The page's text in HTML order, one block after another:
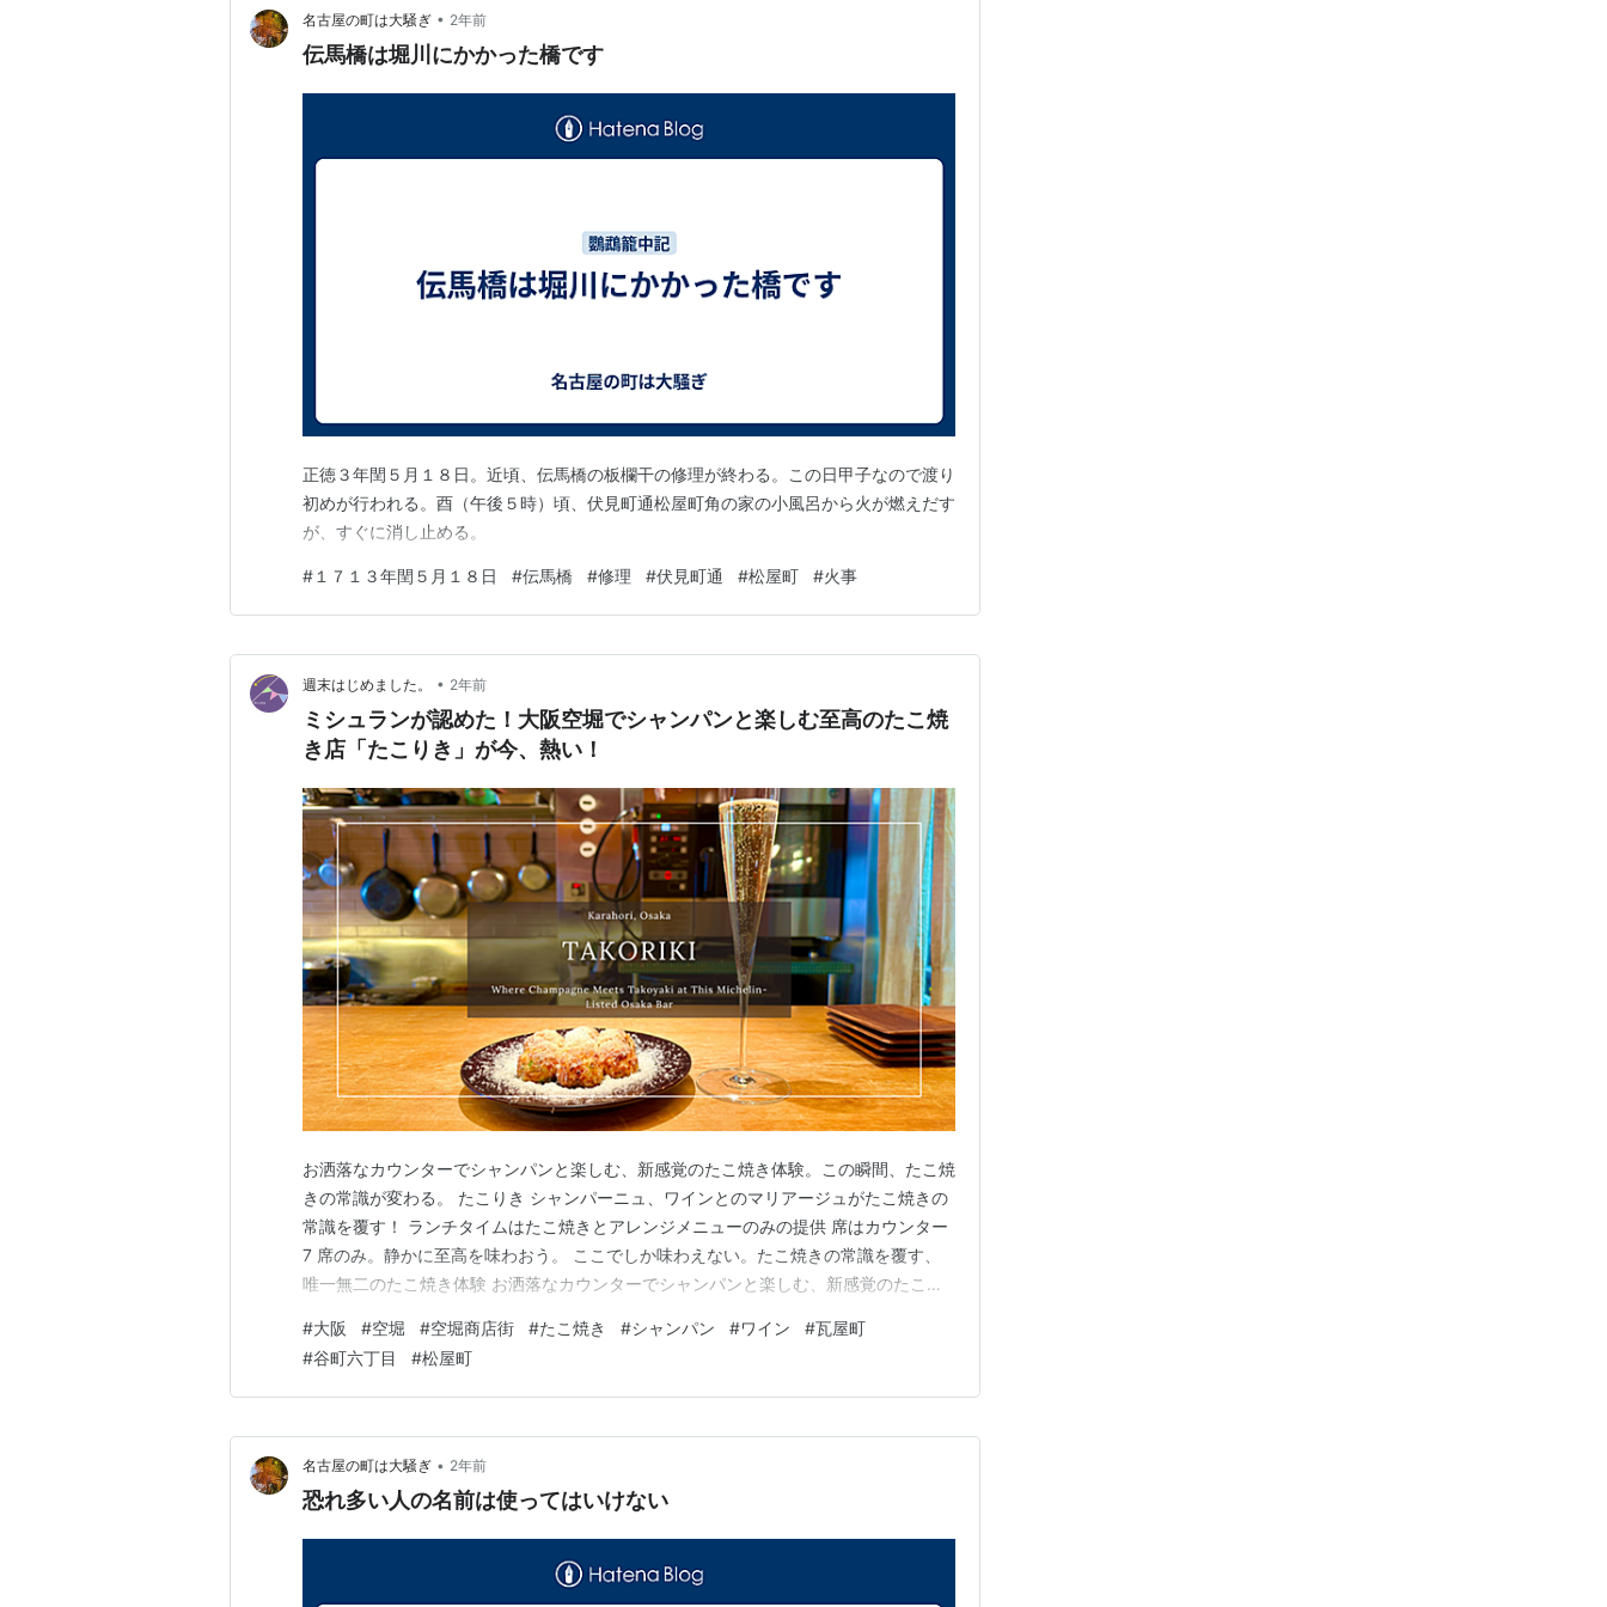
名古屋の町は大騒ぎ • 2年前
伝馬橋は堀川にかかった橋です
正徳３年閏５月１８日。近頃、伝馬橋の板欄干の修理が終わる。この日甲子なので渡り
初めが行われる。酉（午後５時）頃、伏見町通松屋町角の家の小風呂から火が燃えだす
が、すぐに消し止める。
# １７１３年閏５月１８日 #伝馬橋 #修理 #伏見町通 #松屋町 #火事
週末はじめました。 • 2年前
ミシュランが認めた！大阪空堀でシャンパンと楽しむ至高のたこ焼
き店「たこりき」が今、熱い！
お洒落なカウンターでシャンパンと楽しむ、新感覚のたこ焼き体験。この瞬間、たこ焼
きの常識が変わる。 たこりき シャンパーニュ、ワインとのマリアージュがたこ焼きの
常識を覆す！ ランチタイムはたこ焼きとアレンジメニューのみの提供 席はカウンター
7 席のみ。静かに至高を味わおう。 ここでしか味わえない。たこ焼きの常識を覆す、
唯一無二のたこ焼き体験 お洒落なカウンターでシャンパンと楽しむ、新感覚のたこ焼
っぱりビールでしょ？」 そんな声が聞こえてきそうですが、ちょっと待ってくださ
い。 空堀商店街。この大阪の下町に、たこ焼きの新…
#大阪 #空堀 #空堀商店街 #たこ焼き #シャンパン #ワイン #瓦屋町
#谷町六丁目 #松屋町
名古屋の町は大騒ぎ • 2年前
恐れ多い人の名前は使ってはいけない